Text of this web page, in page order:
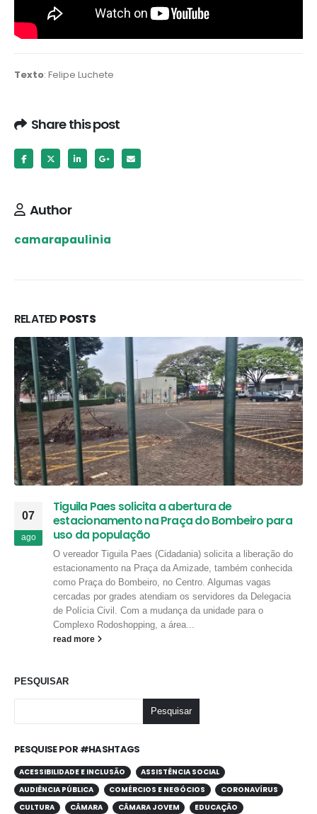
Texto: Felipe Luchete
Share this post
Author
camarapaulinia
RELATEDPOSTS
07
ago
Tiguila Paes solicita a abertura de
estacionamento na Praça do Bombeiro para
uso da população
O vereador Tiguila Paes (Cidadania) solicita a liberação do
estacionamento na Praça da Amizade, também conhecida
como Praça do Bombeiro, no Centro. Algumas vagas
cercadas por grades atendiam os servidores da Delegacia
de Polícia Civil. Com a mudança da unidade para o
Complexo Rodoshopping, a área...
read more
PESQUISAR
Pesquisar
PESQUISE POR #HASHTAGS
ACESSIBILIDADE E INCLUSÃO
ASSISTÊNCIA SOCIAL
AUDIÊNCIA PÚBLICA
COMÉRCIOS E NEGÓCIOS
CORONAVÍRUS
CULTURA
CÂMARA CÂMARA JOVEM
EDUCAÇÃO